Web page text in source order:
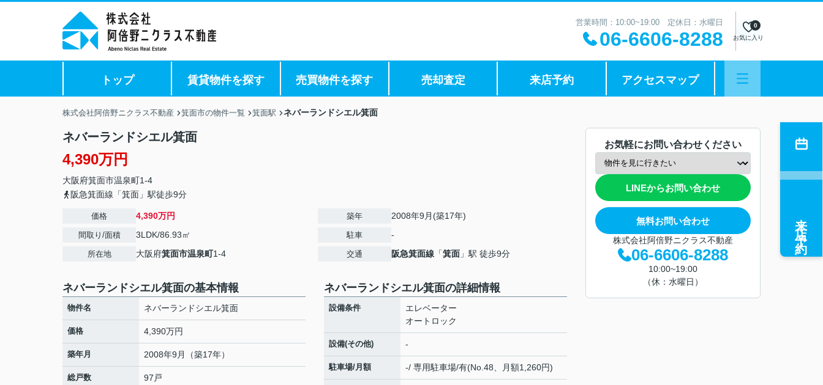
営業時間：10:00~19:00 定休日：水曜日
06-6606-8288 お気に入り
0
トップ 賃貸物件を探す 売買物件を探す 売却査定 来店予約 アクセスマップ
株式会社阿倍野ニクラス不動産 箕面市の物件一覧 箕面駅 ネバーランドシエル箕面
ネバーランドシエル箕面
4,390万円
大阪府箕面市温泉町1-4
阪急箕面線「箕面」駅徒歩9分
価格 4,390万円
間取り/面積 3LDK/86.93㎡
所在地 大阪府箕面市温泉町1-4
築年 2008年9月(築17年)
駐車 -
交通 阪急箕面線 「箕面 」駅 徒歩9分
ネバーランドシエル箕面の基本情報
物件名 ネバーランドシエル箕面
価格 4,390万円
築年月 2008年9月（築17年）
総戸数 97戸
ネバーランドシエル箕面の詳細情報
設備条件
エレベーター
オートロック
設備(その他) -
駐車場/月額 -/ 専用駐車場/有(No.48、月額1,260円)
お気軽にお問い合わせください
LINEからお問い合わせ
無料お問い合わせ
株式会社阿倍野ニクラス不動産
06-6606-8288
10:00~19:00
（休：水曜日）
来店予約